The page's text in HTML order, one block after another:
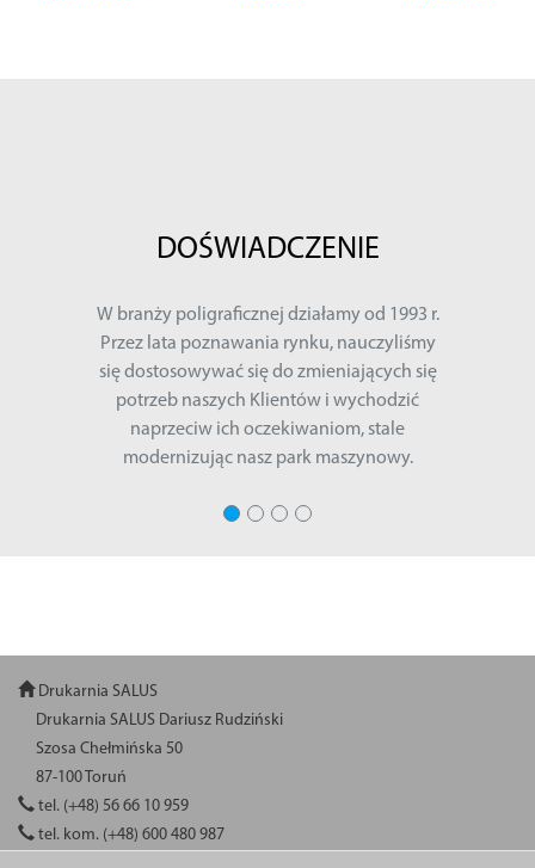
DOŚWIADCZENIE
W branży poligraficznej działamy od 1993 r.
Przez lata poznawania rynku, nauczyliśmy
się dostosowywać się do zmieniających się
potrzeb naszych Klientów i wychodzić
naprzeciw ich oczekiwaniom, stale
modernizując nasz park maszynowy.
Drukarnia SALUS
Drukarnia SALUS Dariusz Rudziński
Szosa Chełmińska 50
87-100 Toruń
tel. (+48) 56 66 10 959
tel. kom. (+48) 600 480 987